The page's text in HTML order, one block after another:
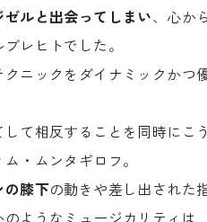
ルと出会ってしまい、心か
レヒトでした。
ニックをダイナミックかつ
て相反することを同時にこ
・ムンタギロフ。
の膝下の動きや差し出された